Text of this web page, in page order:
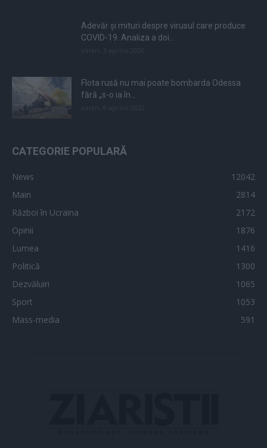
Adevăr și mituri despre virusul care produce
COVID-19. Analiza a doi...
Flota rusă nu mai poate bombarda Odessa
fără „s-o ia în...
CATEGORIE POPULARĂ
News
12042
Main
2814
Război în Ucraina
2172
Opinii
1876
Lumea
1416
Politică
1300
Dezvăluiri
1065
Sport
1053
Mass-media
591